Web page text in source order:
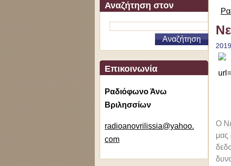
Αναζήτηση στον
ιστότοπο
Επικοινωνία
Ραδιόφωνο Άνω
Βριλησσίων
radioanovrilissia@yahoo.
com
Ο
μας